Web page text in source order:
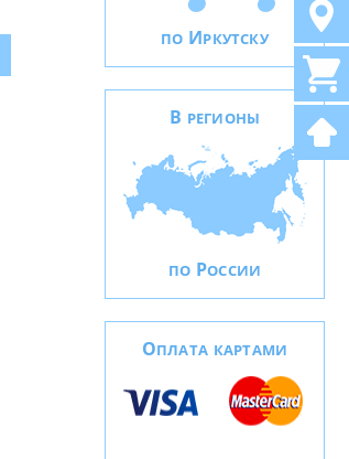
ПО ИРКУТСКУ
В РЕГИОНЫ
ПО РОССИИ
ОПЛАТА КАРТАМИ